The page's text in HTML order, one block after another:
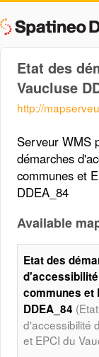
Etat des
Vaucluse
http://
Serveur WMS
démarches
communes et
DDEA_84
Available
Etat des
communes et
DDEA_84
d'accessibilité
et EPCI du